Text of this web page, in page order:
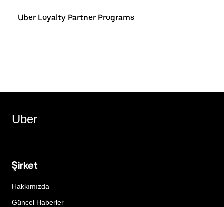
Uber Loyalty Partner Programs
Uber
Şirket
Hakkımızda
Güncel Haberler